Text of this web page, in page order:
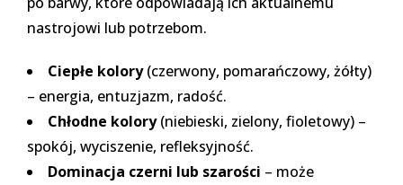
nastrojowi lub potrzebom.
Ciepłe kolory(czerwony, pomarańczowy, żółty)
– energia, entuzjazm, radość.
Chłodne kolory(niebieski, zielony, fioletowy) –
spokój, wyciszenie, refleksyjność.
Dominacja czerni lub szarości – może